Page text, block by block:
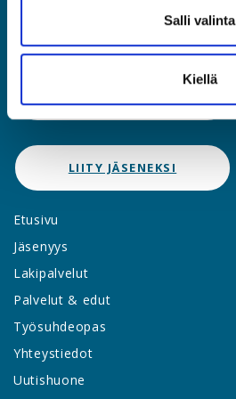
Salli valinta
Kiellä
asia@asia.fi
LIITY JÄSENEKSI
Etusivu
Jäsenyys
Lakipalvelut
Palvelut & edut
Työsuhdeopas
Yhteystiedot
Uutishuone